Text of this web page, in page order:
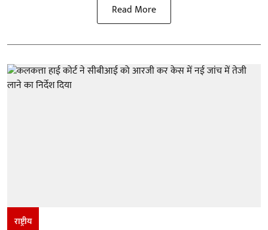
Read More
राष्ट्रीय